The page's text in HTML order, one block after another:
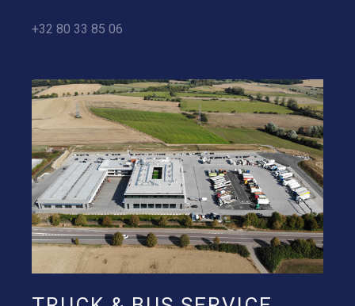
+32 80 33 85 06